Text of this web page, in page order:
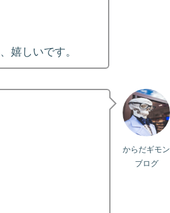
嬉しいです。
からだギモン
ブログ